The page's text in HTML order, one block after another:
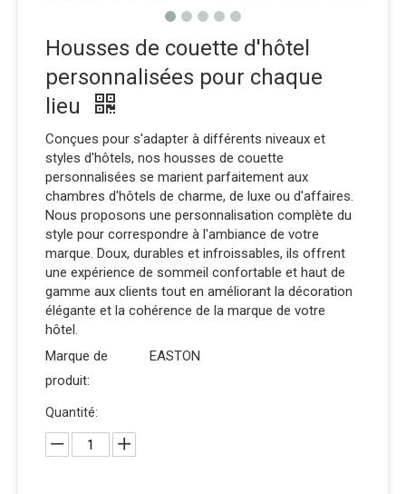
Housses de couette d'hôtel
personnalisées pour chaque
lieu
Conçues pour s'adapter à différents niveaux et
styles d'hôtels, nos housses de couette
personnalisées se marient parfaitement aux
chambres d'hôtels de charme, de luxe ou d'affaires.
Nous proposons une personnalisation complète du
style pour correspondre à l'ambiance de votre
marque. Doux, durables et infroissables, ils offrent
une expérience de sommeil confortable et haut de
gamme aux clients tout en améliorant la décoration
élégante et la cohérence de la marque de votre
hôtel.
Marque de
produit:
EASTON
Quantité: